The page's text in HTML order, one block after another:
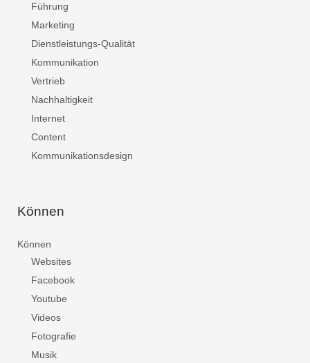
Führung
Marketing
Dienstleistungs-Qualität
Kommunikation
Vertrieb
Nachhaltigkeit
Internet
Content
Kommunikationsdesign
Können
Können
Websites
Facebook
Youtube
Videos
Fotografie
Musik